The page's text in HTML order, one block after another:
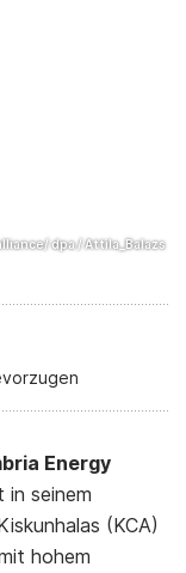
dpa / Attila_Balazs
Energy
in seinem
(KCA)
hohem